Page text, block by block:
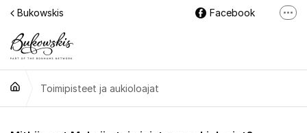
Siirry sisältöön
Bukowskis Facebook
Toimipisteet ja aukioloajat